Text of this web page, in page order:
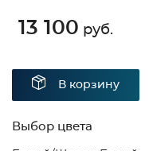
13 100 руб.
В корзину
Выбор цвета